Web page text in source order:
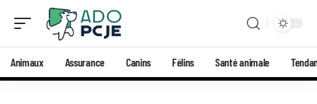
Animaux Assurance Canins Félins Santé animale